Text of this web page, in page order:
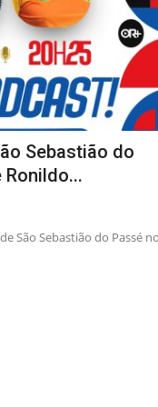
Sebastião do
São Sebastião do Passé